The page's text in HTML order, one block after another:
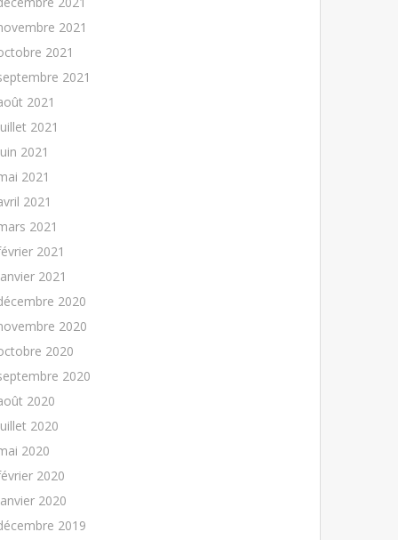
2021
2021
2021
2021
2021
2021
2021
2021
2021
2021
2021
2020
2020
2020
2020
2020
2020
2020
2020
2020
2019